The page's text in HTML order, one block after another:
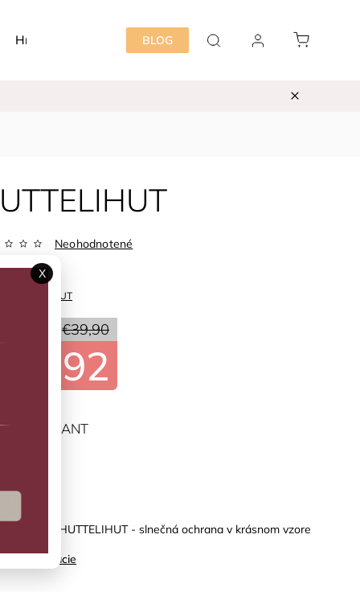
BLOG
Hračky Detská izba Starostlivosť
HUTTELIHUT
Neohodnotené
€39,90
variant
overal HUTTELIHUT - slnečná ochrana v krásnom vzore
informácie
VARIANT
X